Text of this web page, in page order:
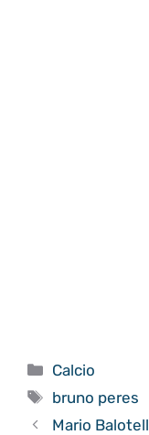
Categorie
Calcio
Tag
bruno peres
Mario